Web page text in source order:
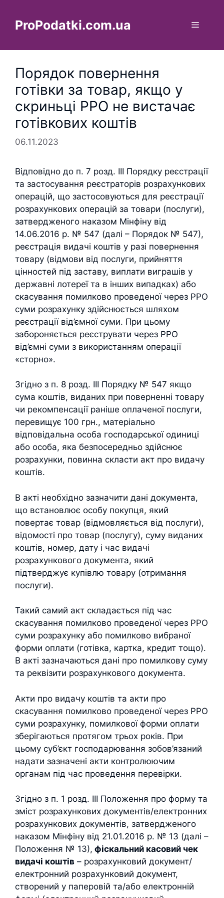
вмістуProPodatki.com.ua Меню
Порядок повернення
готівки за товар, якщо у
скриньці РРО не вистачає
готівкових коштів
06.11.2023
Відповідно до п. 7 розд. III Порядку реєстрації
та застосування реєстраторів розрахункових
операцій, що застосовуються для реєстрації
розрахункових операцій за товари (послуги),
затвердженого наказом Мінфіну від
14.06.2016 р. № 547 (далі – Порядок № 547),
реєстрація видачі коштів у разі повернення
товару (відмови від послуги, прийняття
цінностей під заставу, виплати виграшів у
державні лотереї та в інших випадках) або
скасування помилково проведеної через РРО
суми розрахунку здійснюється шляхом
реєстрації від’ємної суми. При цьому
забороняється реєструвати через РРО
від’ємні суми з використанням операції
«сторно».
Згідно з п. 8 розд. III Порядку № 547 якщо
сума коштів, виданих при поверненні товару
чи рекомпенсації раніше оплаченої послуги,
перевищує 100 грн., матеріально
відповідальна особа господарської одиниці
або особа, яка безпосередньо здійснює
розрахунки, повинна скласти акт про видачу
коштів.
В акті необхідно зазначити дані документа,
що встановлює особу покупця, який
повертає товар (відмовляється від послуги),
відомості про товар (послугу), суму виданих
коштів, номер, дату і час видачі
розрахункового документа, який
підтверджує купівлю товару (отримання
послуги).
Такий самий акт складається під час
скасування помилково проведеної через РРО
суми розрахунку або помилково вибраної
форми оплати (готівка, картка, кредит тощо).
В акті зазначаються дані про помилкову суму
та реквізити розрахункового документа.
Акти про видачу коштів та акти про
скасування помилково проведеної через РРО
суми розрахунку, помилкової форми оплати
зберігаються протягом трьох років. При
цьому суб’єкт господарювання зобов’язаний
надати зазначені акти контролюючим
органам під час проведення перевірки.
Згідно з п. 1 розд. ІІІ Положення про форму та
зміст розрахункових документів/електронних
розрахункових документів, затвердженого
наказом Мінфіну від 21.01.2016 р. № 13 (далі –
Положення № 13), фіскальний касовий чек
видачі коштів – розрахунковий документ/
електронний розрахунковий документ,
створений у паперовій та/або електронній